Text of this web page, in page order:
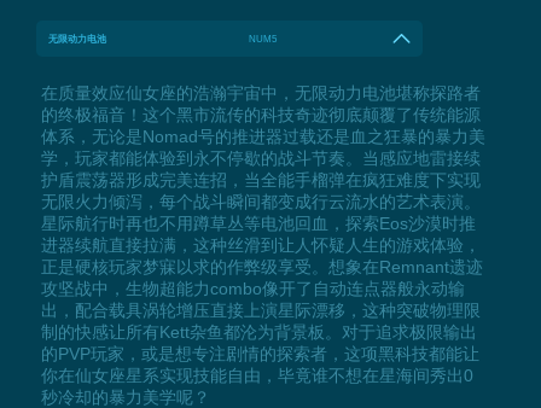
无限动力电池 NUM5
在质量效应仙女座的浩瀚宇宙中，无限动力电池堪称探路者
的终极福音！这个黑市流传的科技奇迹彻底颠覆了传统能源
体系，无论是Nomad号的推进器过载还是血之狂暴的暴力美
学，玩家都能体验到永不停歇的战斗节奏。当感应地雷接续
护盾震荡器形成完美连招，当全能手榴弹在疯狂难度下实现
无限火力倾泻，每个战斗瞬间都变成行云流水的艺术表演。
星际航行时再也不用蹲草丛等电池回血，探索Eos沙漠时推
进器续航直接拉满，这种丝滑到让人怀疑人生的游戏体验，
正是硬核玩家梦寐以求的作弊级享受。想象在Remnant遗迹
攻坚战中，生物超能力combo像开了自动连点器般永动输
出，配合载具涡轮增压直接上演星际漂移，这种突破物理限
制的快感让所有Kett杂鱼都沦为背景板。对于追求极限输出
的PVP玩家，或是想专注剧情的探索者，这项黑科技都能让
你在仙女座星系实现技能自由，毕竟谁不想在星海间秀出0
秒冷却的暴力美学呢？